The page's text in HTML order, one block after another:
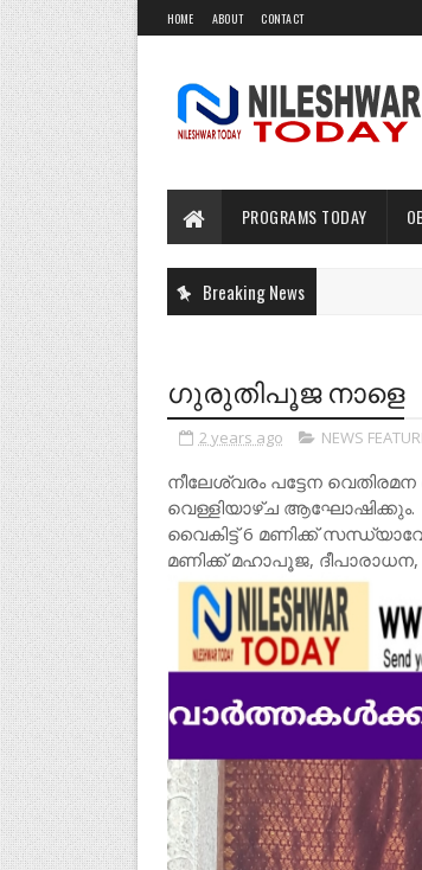
HOME ABOUT CONTACT
PROGRAMS TODAY
Breaking News
ഗുരുതിപൂജ നാളെ
2 years ago NEWS
നീലേശ്വരം പട്ടേന
വെള്ളിയാഴ്ച ആഘോഷിക്കും.
വൈകിട്ട് 6 മണിക്ക്
മണിക്ക് മഹാപൂജ,